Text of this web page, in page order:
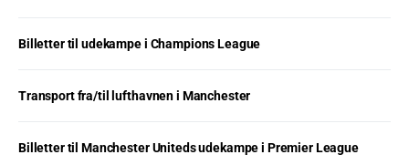
Billetter til udekampe i Champions League
Transport fra/til lufthavnen i Manchester
Billetter til Manchester Uniteds udekampe i Premier League